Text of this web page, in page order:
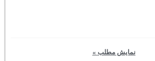
نمایش مطلب »